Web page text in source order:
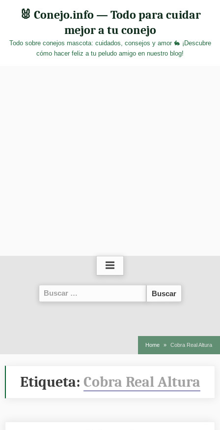
🐰 Conejo.info — Todo para cuidar
mejor a tu conejo
Todo sobre conejos mascota: cuidados, consejos y amor 🐇 ¡Descubre
cómo hacer feliz a tu peludo amigo en nuestro blog!
Buscar:
Home Cobra Real Altura
Etiqueta: Cobra Real Altura